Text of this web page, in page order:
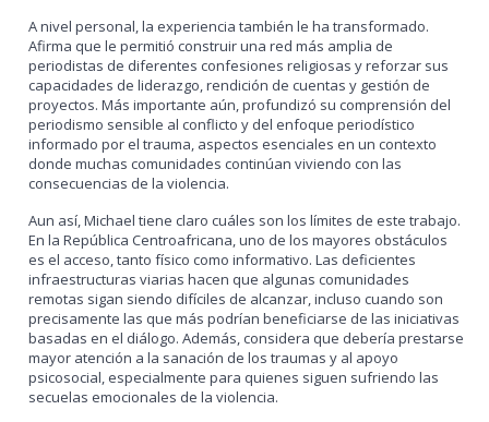
A nivel personal, la experiencia también le ha transformado.
Afirma que le permitió construir una red más amplia de
periodistas de diferentes confesiones religiosas y reforzar sus
capacidades de liderazgo, rendición de cuentas y gestión de
proyectos. Más importante aún, profundizó su comprensión del
periodismo sensible al conflicto y del enfoque periodístico
informado por el trauma, aspectos esenciales en un contexto
donde muchas comunidades continúan viviendo con las
consecuencias de la violencia.
Aun así, Michael tiene claro cuáles son los límites de este trabajo.
En la República Centroafricana, uno de los mayores obstáculos
es el acceso, tanto físico como informativo. Las deficientes
infraestructuras viarias hacen que algunas comunidades
remotas sigan siendo difíciles de alcanzar, incluso cuando son
precisamente las que más podrían beneficiarse de las iniciativas
basadas en el diálogo. Además, considera que debería prestarse
mayor atención a la sanación de los traumas y al apoyo
psicosocial, especialmente para quienes siguen sufriendo las
secuelas emocionales de la violencia.